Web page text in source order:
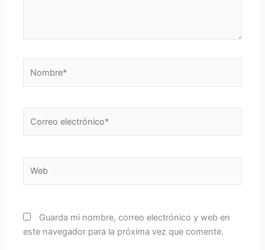
electrónico*
Guarda mi nombre, correo electrónico y web en
este navegador para la próxima vez que comente.